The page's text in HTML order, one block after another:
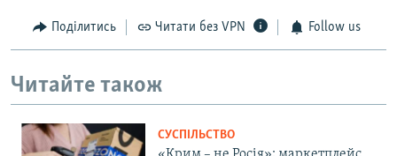
Поділитись Читати без VPN Follow us
Читайте також
СУСПІЛЬСТВО